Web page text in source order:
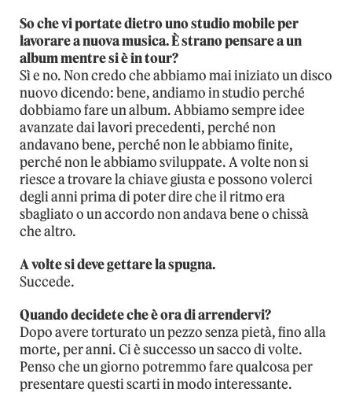
So che vi portate dietro uno studio mobile per
lavorare a nuova musica. È strano pensare a un
album mentre si è in tour?
Sì e no. Non credo che abbiamo mai iniziato un disco
nuovo dicendo: bene, andiamo in studio perché
dobbiamo fare un album. Abbiamo sempre idee
avanzate dai lavori precedenti, perché non
andavano bene, perché non le abbiamo finite,
perché non le abbiamo sviluppate. A volte non si
riesce a trovare la chiave giusta e possono volerci
degli anni prima di poter dire che il ritmo era
sbagliato o un accordo non andava bene o chissà
che altro.
A volte si deve gettare la spugna.
Succede.
Quando decidete che è ora di arrendervi?
Dopo avere torturato un pezzo senza pietà, fino alla
morte, per anni. Ci è successo un sacco di volte.
Penso che un giorno potremmo fare qualcosa per
presentare questi scarti in modo interessante.